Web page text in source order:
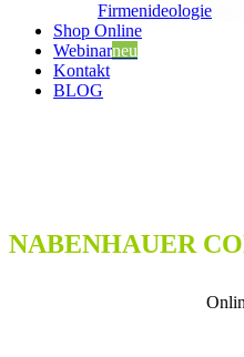
Firmenideologie
Shop Online
Webinarneu
Kontakt
BLOG
NABENHAUER